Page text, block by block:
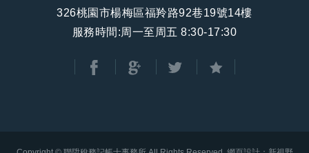
326桃園市楊梅區福羚路92巷19號14樓
服務時間:周一至周五 8:30-17:30
分享至Facebook分享至Google+
分享至Twitter